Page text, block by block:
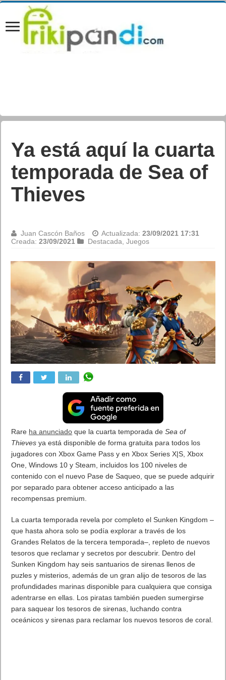
Confirmado el
estreno de Chorus el
3 de diciembre
Juan Cascón Baños Actualizada:23/09/2021 17:28
Creada:23/09/2021 Destacada, Juegos
En el día de hoyDeep Silverjunto con el
desarrolladorFISHLABShan lanzado un nuevo tráiler
deChorus,el oscuro shooter de combates espaciales, que
muestra a los jugadores el argumento y las mecánicas de
juego. Ya está en marcha la campaña de reserva anticipada en
las cadenas de tiendas adscritas a la promoción.
busca de la destrucción del oscuro culto que la creó,
enfrentándose por el camino a su atormentado pasado. Junto
conForsaken, su sensible IA del caza estelar, explorará
antiguos templos, participando en estimulantes combates de
gravedad cero, luchando para unir a las fuerzas de la
resistencia contra el culto (conocido como elCírculo) y su
líder, elGran Profeta.
El tráiler 101 del juego destaca el profundo vinculo y el
marcado intento de redención de Nara y Forsaken para